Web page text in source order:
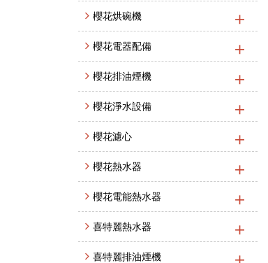
櫻花烘碗機
櫻花電器配備
櫻花排油煙機
櫻花淨水設備
櫻花濾心
櫻花熱水器
櫻花電能熱水器
喜特麗熱水器
喜特麗排油煙機